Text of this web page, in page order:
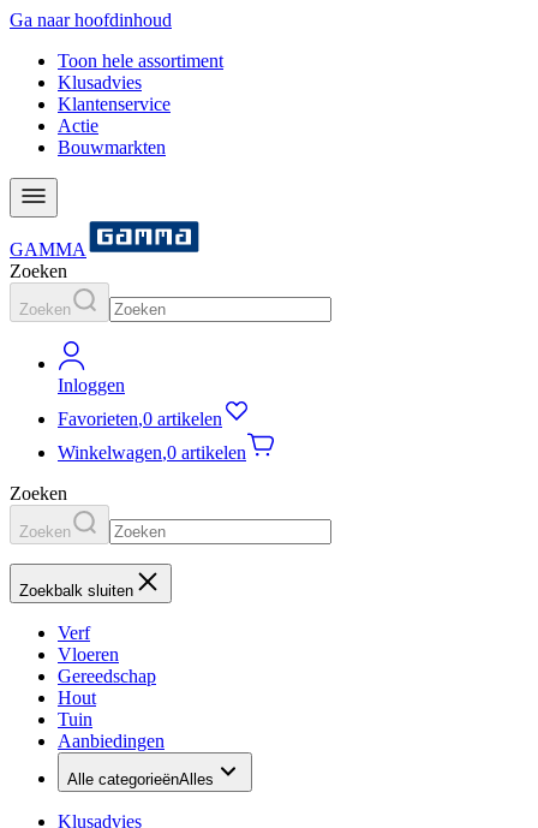
Ga naar hoofdinhoud
Toon hele assortiment
Klusadvies
Klantenservice
Actie
Bouwmarkten
GAMMA
Zoeken
Zoeken
Inloggen
Favorieten,0 artikelen
Winkelwagen,0 artikelen
Zoeken
Zoeken
Zoekbalk sluiten
Verf
Vloeren
Gereedschap
Hout
Tuin
Aanbiedingen
Alle categorieënAlles
Klusadvies